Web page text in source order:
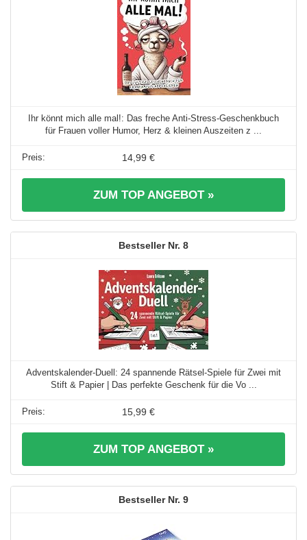
Ihr könnt mich alle mal!: Das freche Anti-Stress-Geschenkbuch
für Frauen voller Humor, Herz & kleinen Auszeiten z ...
14,99 €
ZUM TOP ANGEBOT »
8
Adventskalender-Duell: 24 spannende Rätsel-Spiele für Zwei mit
Stift & Papier | Das perfekte Geschenk für die Vo ...
15,99 €
ZUM TOP ANGEBOT »
9